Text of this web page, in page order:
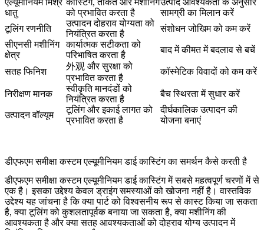
एल्यूमीनियम मिश्र
धातु
कास्टिंग, ताकत और मशीनिंग
को प्रभावित करता है
उत्पाद आवश्यकता के अनुसार
सामग्री का मिलान करें
टूलिंग रणनीति
उत्पादन दोहराव योग्यता को
नियंत्रित करता है
संशोधन जोखिम को कम करें
सीएनसी मशीनिंग
क्षेत्र
कार्यात्मक सटीकता को
परिभाषित करता है
बाद में कीमत में बदलाव से बचें
सतह फिनिश
外观 और सुरक्षा को
प्रभावित करता है
कॉस्मेटिक विवादों को कम करें
निरीक्षण मानक
स्वीकृति मानदंडों को
नियंत्रित करता है
बैच स्थिरता में सुधार करें
उत्पादन वॉल्यूम
टूलिंग और इकाई लागत को
प्रभावित करता है
दीर्घकालिक उत्पादन की
योजना बनाएं
डीएफएम समीक्षा कस्टम एल्यूमीनियम डाई कास्टिंग का समर्थन कैसे करती है
डीएफएम समीक्षा कस्टम एल्यूमीनियम डाई कास्टिंग में सबसे महत्वपूर्ण चरणों में से
एक है। इसका उद्देश्य केवल ड्राइंग समस्याओं को खोजना नहीं है। वास्तविक
उद्देश्य यह जांचना है कि क्या पार्ट को विश्वसनीय रूप से कास्ट किया जा सकता
है, क्या टूलिंग को कुशलतापूर्वक बनाया जा सकता है, क्या मशीनिंग की
आवश्यकता है और क्या सतह आवश्यकताओं को दोहराव योग्य उत्पादन में